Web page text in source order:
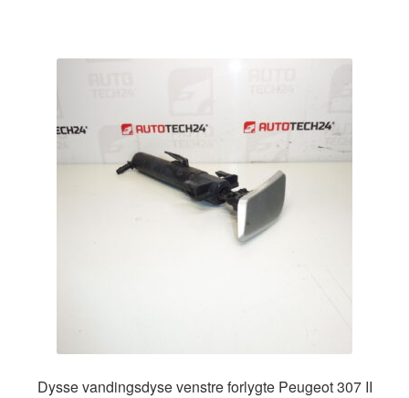
Dysse vandingsdyse venstre forlygte Peugeot 307 II